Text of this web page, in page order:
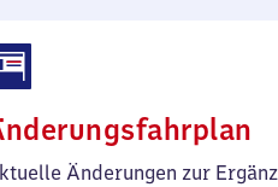
Änderungen zur